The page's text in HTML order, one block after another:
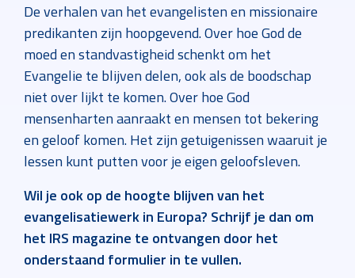
De verhalen van het evangelisten en missionaire
predikanten zijn hoopgevend. Over hoe God de
moed en standvastigheid schenkt om het
Evangelie te blijven delen, ook als de boodschap
niet over lijkt te komen. Over hoe God
mensenharten aanraakt en mensen tot bekering
en geloof komen. Het zijn getuigenissen waaruit je
lessen kunt putten voor je eigen geloofsleven.
Wil je ook op de hoogte blijven van het
evangelisatiewerk in Europa? Schrijf je dan om
het IRS magazine te ontvangen door het
onderstaand formulier in te vullen.